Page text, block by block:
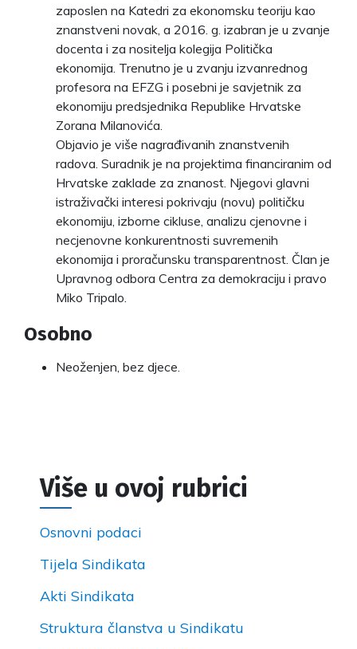
zaposlen na Katedri za ekonomsku teoriju kao
znanstveni novak, a 2016. g. izabran je u zvanje
docenta i za nositelja kolegija Politička
ekonomija. Trenutno je u zvanju izvanrednog
profesora na EFZG i posebni je savjetnik za
ekonomiju predsjednika Republike Hrvatske
Zorana Milanovića.
Objavio je više nagrađivanih znanstvenih
radova. Suradnik je na projektima financiranim od
Hrvatske zaklade za znanost. Njegovi glavni
istraživački interesi pokrivaju (novu) političku
ekonomiju, izborne cikluse, analizu cjenovne i
necjenovne konkurentnosti suvremenih
ekonomija i proračunsku transparentnost. Član je
Upravnog odbora Centra za demokraciju i pravo
Miko Tripalo.
Osobno
Neoženjen, bez djece.
Više u ovoj rubrici
Osnovni podaci
Tijela Sindikata
Akti Sindikata
Struktura članstva u Sindikatu